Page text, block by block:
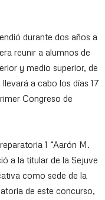
durante dos años a
reunir a alumnos de
y medio superior, de
a cabo los días 17
Congreso de
1 “Aarón M.
a la titular de la Sejuve
como sede de la
de este concurso,